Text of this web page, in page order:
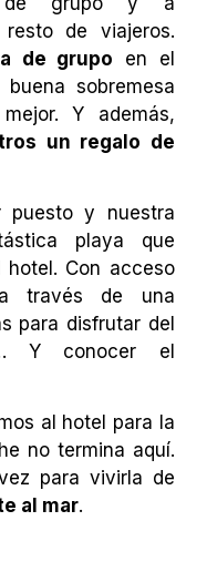
de viajeros.
de grupo en el
sobremesa
Y además,
un regalo de
puesto y nuestra
playa que
Con acceso
través de una
para disfrutar del
Y conocer el
al hotel para la
no termina aquí.
para vivirla de
al mar.